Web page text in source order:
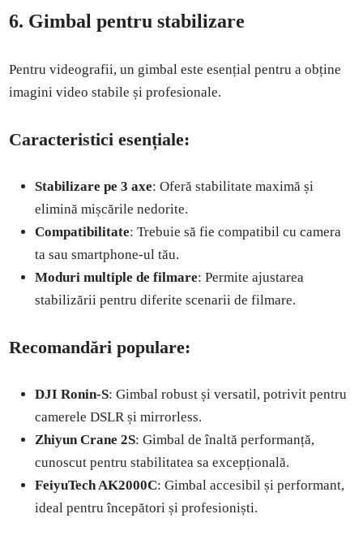
6. Gimbal pentru stabilizare
Pentru videografii, un gimbal este esențial pentru a obține
imagini video stabile și profesionale.
Caracteristici esențiale:
Stabilizare pe 3 axe: Oferă stabilitate maximă și
elimină mișcările nedorite.
Compatibilitate: Trebuie să fie compatibil cu camera
ta sau smartphone-ul tău.
Moduri multiple de filmare: Permite ajustarea
stabilizării pentru diferite scenarii de filmare.
Recomandări populare:
DJI Ronin-S: Gimbal robust și versatil, potrivit pentru
camerele DSLR și mirrorless.
Zhiyun Crane 2S: Gimbal de înaltă performanță,
cunoscut pentru stabilitatea sa excepțională.
FeiyuTech AK2000C: Gimbal accesibil și performant,
ideal pentru începători și profesioniști.